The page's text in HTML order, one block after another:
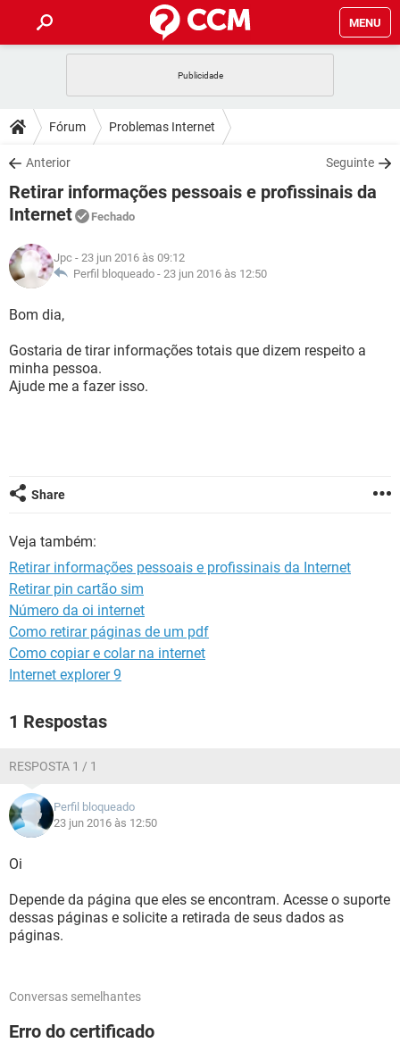
MENU
CELULAR FACEBOOK
OUTLOOK
INSTAGRAM GMAIL
GUIA DE COMPRAS
DICAS
JOGOS WHATSAPP
OUTLOOK
GUIA DE COMPRAS
DOWNLOADS
JOGOS WHATSAPP
CELULAR
OUTLOOK
INSTAGRAM
GUIA DE COMPRAS
FÓRUM
CELULAR FACEBOOK
GUIA DE COMPRAS
GLOSSÁRIO
JOGOS
CELULAR
OUTLOOK EXCEL
INSTAGRAM
Fórum Problemas Internet
Anterior Seguinte
Retirar informações pessoais e profissinais da
Internet
Fechado
Jpc - 23 jun 2016 às 09:12
Perfil bloqueado - 23 jun 2016 às 12:50
Bom dia,
Gostaria de tirar informações totais que dizem respeito a
minha pessoa.
Ajude me a fazer isso.
Share
Veja também:
Retirar informações pessoais e profissinais da Internet
Retirar pin cartão sim
Número da oi internet
Como retirar páginas de um pdf
Como copiar e colar na internet
Internet explorer 9
1 Respostas
RESPOSTA 1 / 1
Perfil bloqueado
23 jun 2016 às 12:50
Oi
Depende da página que eles se encontram. Acesse o suporte
dessas páginas e solicite a retirada de seus dados as
páginas.
Conversas semelhantes
Erro do certificado